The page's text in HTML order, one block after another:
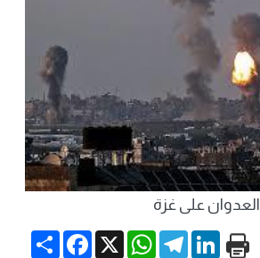
العدوان على غزة
Share
Facebook X
WhatsApp
TelegramLinkedIn